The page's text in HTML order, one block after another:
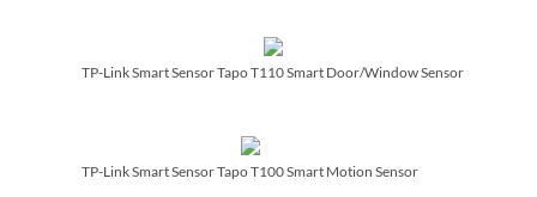
TP-Link Smart Sensor Tapo T110 Smart Door/­Window Sensor
TP-Link Smart Sensor Tapo T100 Smart Motion Sensor